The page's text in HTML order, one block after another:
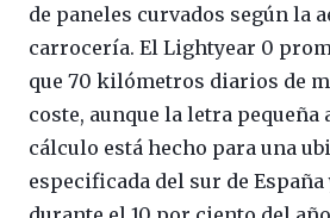
de paneles curvados según la
carrocería. El Lightyear 0
que 70 kilómetros diarios de
coste, aunque la letra pequeña
cálculo está hecho para una
especificada del sur de